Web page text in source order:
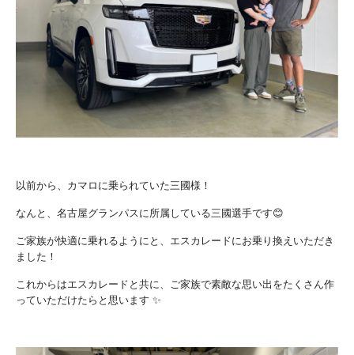
以前から、カマロに乗られていた三國様！
なんと、名古屋グランパスに所属している三國選手です😊
ご家族が快適に乗れるようにと、エスカレードにお乗り換えいただき
ました！
これからはエスカレードと共に、ご家族で素敵な思い出をたくさん作
っていただけたらと思います ✨